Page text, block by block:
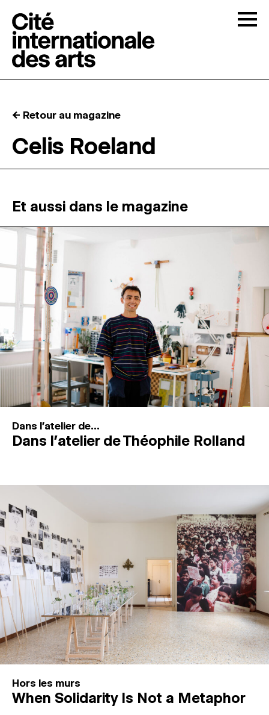
RÉSIDENCES ↓
ATELIERS OUVERTS
PROGRAMMATION
MAGAZINE
ESPACES DE PRATIQUE ARTISTIQUE ↓
Recherche
Connexion
← Retour au magazine
Celis Roeland
Et aussi dans le magazine
Dans l'atelier de...
Dans l’atelier de Théophile Rolland
Hors les murs
When Solidarity Is Not a Metaphor